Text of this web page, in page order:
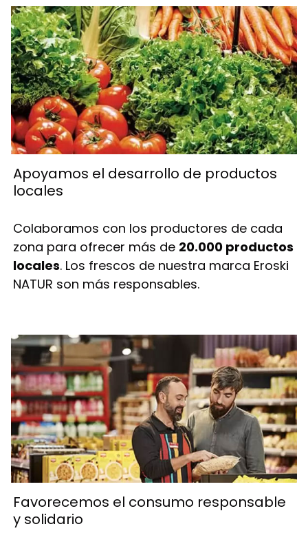
Apoyamos el desarrollo de productos
locales
Colaboramos con los productores de cada
zona para ofrecer más de 20.000 productos
locales. Los frescos de nuestra marca Eroski
NATUR son más responsables.
Favorecemos el consumo responsable
y solidario